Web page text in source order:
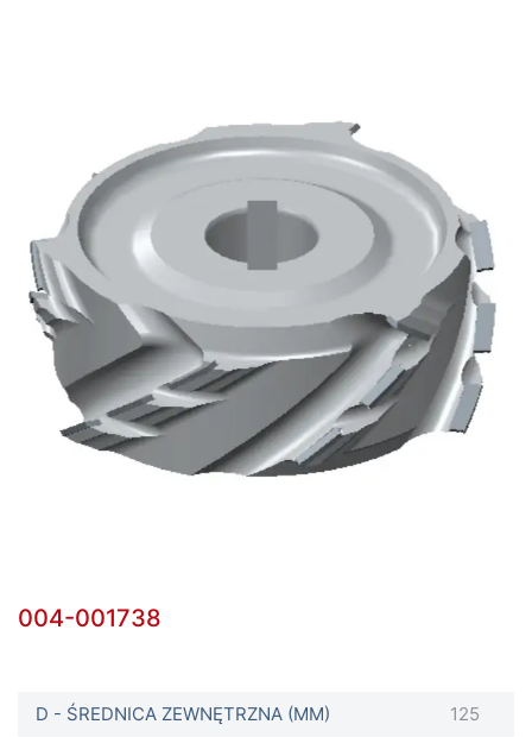
004-001738
D - ŚREDNICA ZEWNĘTRZNA (MM)
125